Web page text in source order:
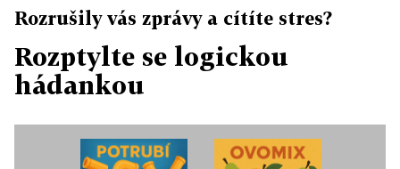
Rozrušily vás zprávy a cítíte stres?
Rozptylte se logickou
hádankou